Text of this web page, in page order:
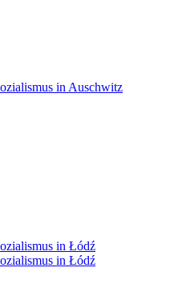
in Auschwitz
in Łódź
in Łódź